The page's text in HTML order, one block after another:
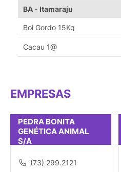
BA - Itamaraju
Boi Gordo 15Kg
Cacau 1@
EMPRESAS
PEDRA BONITA
GENÉTICA ANIMAL
S/A
(73) 299.2121